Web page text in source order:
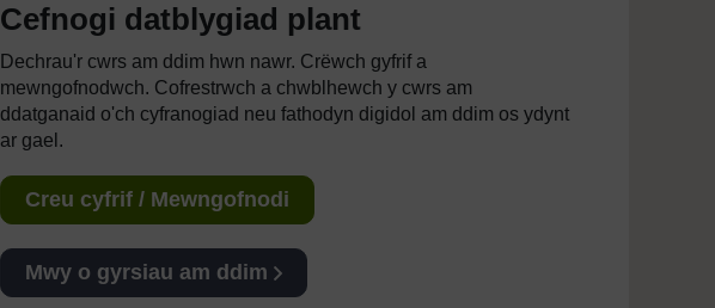
Cefnogi datblygiad plant
Dechrau'r cwrs am ddim hwn nawr. Crëwch gyfrif a
mewngofnodwch. Cofrestrwch a chwblhewch y cwrs am
ddatganaid o'ch cyfranogiad neu fathodyn digidol am ddim os ydynt
ar gael.
Creu cyfrif / Mewngofnodi
Mwy o gyrsiau am ddim